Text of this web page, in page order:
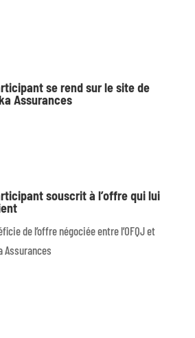
se rend sur le site de
Assurances
souscrit à l’offre qui lui
de l’offre négociée entre l’OFQJ et
Assurances